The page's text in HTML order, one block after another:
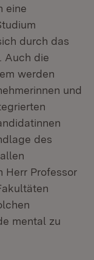
eine
durch das
Auch die
werden
und
des
Herr Professor
mental zu